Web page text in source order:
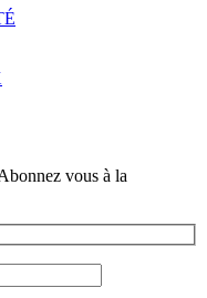
vous à la